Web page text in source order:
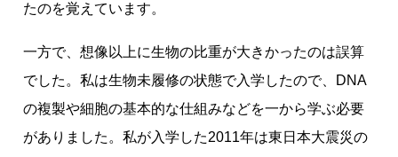
たのを覚えています。
一方で、想像以上に生物の比重が大きかったのは誤算
でした。私は生物未履修の状態で入学したので、DNA
の複製や細胞の基本的な仕組みなどを一から学ぶ必要
がありました。私が入学した2011年は東日本大震災の